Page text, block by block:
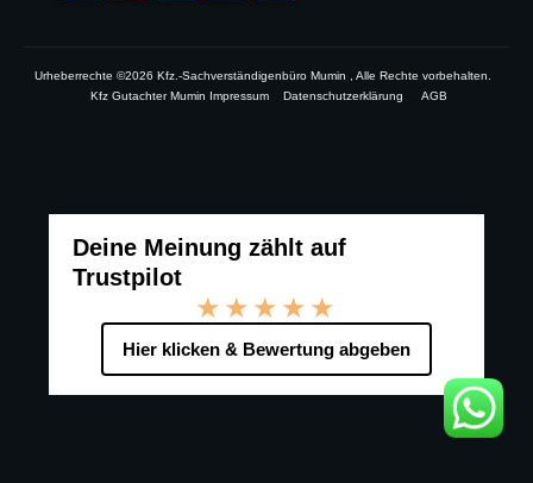
Urheberrechte ©2026 Kfz.-Sachverständigenbüro Mumin , Alle Rechte vorbehalten.
Kfz Gutachter Mumin Impressum
Datenschutzerklärung AGB
Deine Meinung zählt auf
Trustpilot
★★★★★
Hier klicken & Bewertung abgeben